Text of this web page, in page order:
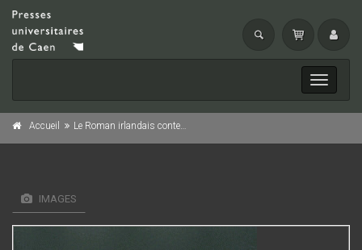
Toggle
Accueil Le Roman irlandais contemporain
IMAGES